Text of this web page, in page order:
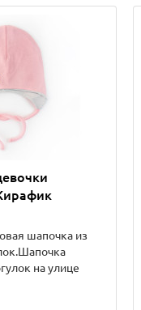
шапочка из
на улице